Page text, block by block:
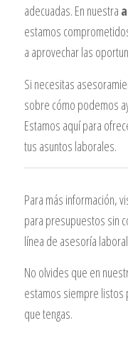
adecuadas. En nuestra
estamos
a aprovechar las
Si necesitas
sobre cómo podemos
Estamos aquí para
tus asuntos laborales.
Para más información,
para presupuestos sin
línea de asesoría laboral
No olvides que en
estamos siempre listos
que tengas.